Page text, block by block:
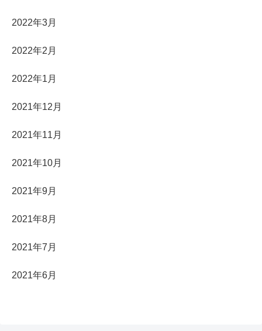
2022年3月
2022年2月
2022年1月
2021年12月
2021年11月
2021年10月
2021年9月
2021年8月
2021年7月
2021年6月